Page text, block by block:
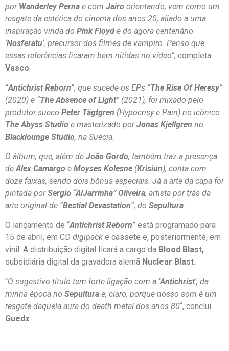
por Wanderley Perna e com Jairo orientando, vem como um
resgate da estética do cinema dos anos 20, aliado a uma
inspiração vinda do Pink Floyd e do agora centenário
‘Nosferatu‘, precursor dos filmes de vampiro. Penso que
essas referências ficaram bem nítidas no vídeo”, completa
Vasco.
“Antichrist Reborn“, que sucede os EPs “The Rise Of Heresy”
(2020) e “The Absence of Light” (2021), foi mixado pelo
produtor sueco Peter Tägtgren (Hypocrisy e Pain) no icônico
The Abyss Studio e masterizado porJonas Kjellgren no
Blacklounge Studio, na Suécia.
O álbum, que, além de João Gordo, também traz a presença
deAlex Camargo e Moyses Kolesne (Krisiun), conta com
doze faixas, sendo dois bônus especiais. Já a arte da capa foi
pintada porSergio “AlJarrinha” Oliveira, artista por trás da
arte original de “Bestial Devastation“, do Sepultura.
O lançamento de “Antichrist Reborn” está programado para
15 de abril, em CD digipack e cassete e, posteriormente, em
vinil. A distribuição digital ficará a cargo da Blood Blast,
subsidiária digital da gravadora alemã Nuclear Blast.
“O sugestivo título tem forte ligação com a ‘Antichrist‘, da
minha época no Sepultura e, claro, porque nosso som é um
resgate daquela aura do death metal dos anos 80“, conclui
Guedz